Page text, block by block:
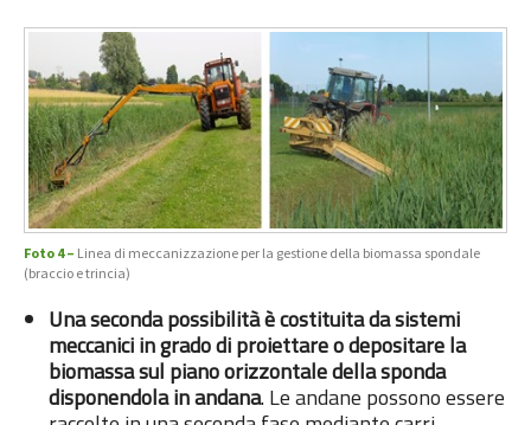
Foto 4 – Linea di meccanizzazione per la gestione della biomassa spondale
(braccio e trincia)
Una seconda possibilità è costituita da sistemi
meccanici in grado di proiettare o depositare la
biomassa sul piano orizzontale della sponda
disponendola in andana. Le andane possono essere